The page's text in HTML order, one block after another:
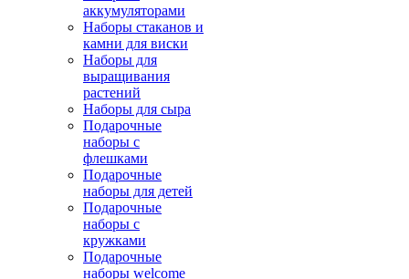
аккумуляторами
Наборы стаканов и
камни для виски
Наборы для
выращивания
растений
Наборы для сыра
Подарочные
наборы с
флешками
Подарочные
наборы для детей
Подарочные
наборы с
кружками
Подарочные
наборы welcome